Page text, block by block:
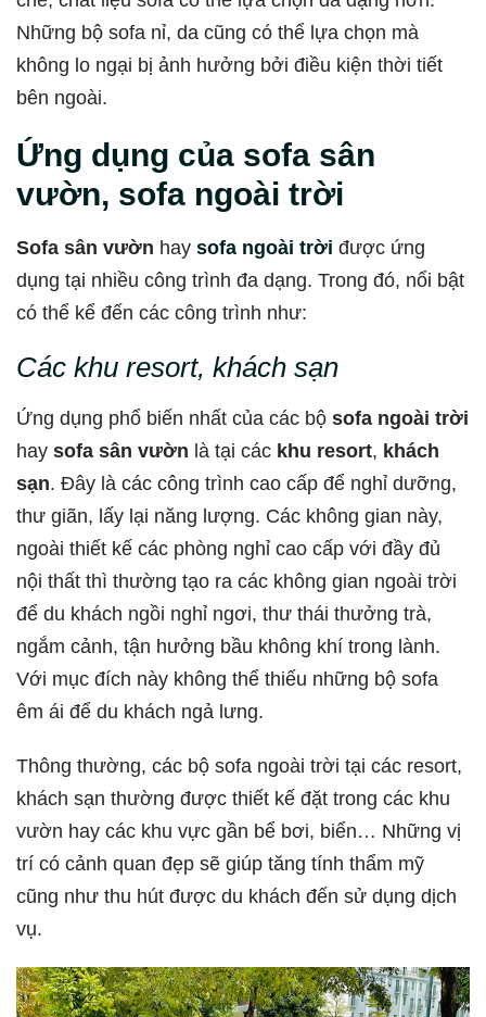
Những bộ sofa nỉ, da cũng có thể lựa chọn mà
không lo ngại bị ảnh hưởng bởi điều kiện thời tiết
bên ngoài.
Ứng dụng của sofa sân
vườn, sofa ngoài trời
Sofa sân vườn hay sofa ngoài trời được ứng
dụng tại nhiều công trình đa dạng. Trong đó, nổi bật
có thể kể đến các công trình như:
Các khu resort, khách sạn
Ứng dụng phổ biến nhất của các bộ sofa ngoài trời
hay sofa sân vườn là tại các khu resort, khách
sạn. Đây là các công trình cao cấp để nghỉ dưỡng,
thư giãn, lấy lại năng lượng. Các không gian này,
ngoài thiết kế các phòng nghỉ cao cấp với đầy đủ
nội thất thì thường tạo ra các không gian ngoài trời
để du khách ngồi nghỉ ngơi, thư thái thưởng trà,
ngắm cảnh, tận hưởng bầu không khí trong lành.
Với mục đích này không thể thiếu những bộ sofa
êm ái để du khách ngả lưng.
Thông thường, các bộ sofa ngoài trời tại các resort,
khách sạn thường được thiết kế đặt trong các khu
vườn hay các khu vực gần bể bơi, biển… Những vị
trí có cảnh quan đẹp sẽ giúp tăng tính thẩm mỹ
cũng như thu hút được du khách đến sử dụng dịch
vụ.